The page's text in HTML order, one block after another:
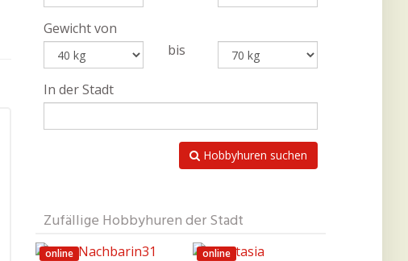
Gewicht von
bis
In der Stadt
Hobbyhuren suchen
Zufällige Hobbyhuren der Stadt
online online